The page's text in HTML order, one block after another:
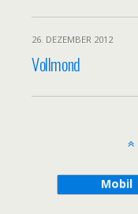
26. DEZEMBER 2012
Vollmond
Mobil